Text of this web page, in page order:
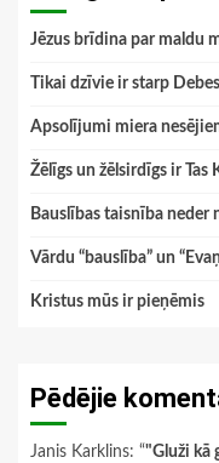
Jēzus brīdina par maldu
Tikai dzīvie ir starp
Apsolījumi miera
Žēlīgs un žēlsirdīgs ir Tas
Bauslības taisnība neder
Vārdu “bauslība” un
Kristus mūs ir pieņēmis
Pēdējie
Janis Karklins: “"Gluži kā